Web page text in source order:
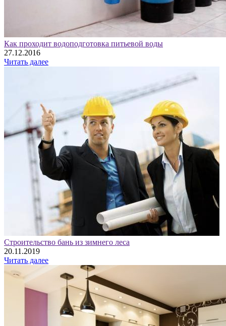
Как проходит водоподготовка питьевой воды
27.12.2016
Читать далее
Строительство бань из зимнего леса
20.11.2019
Читать далее